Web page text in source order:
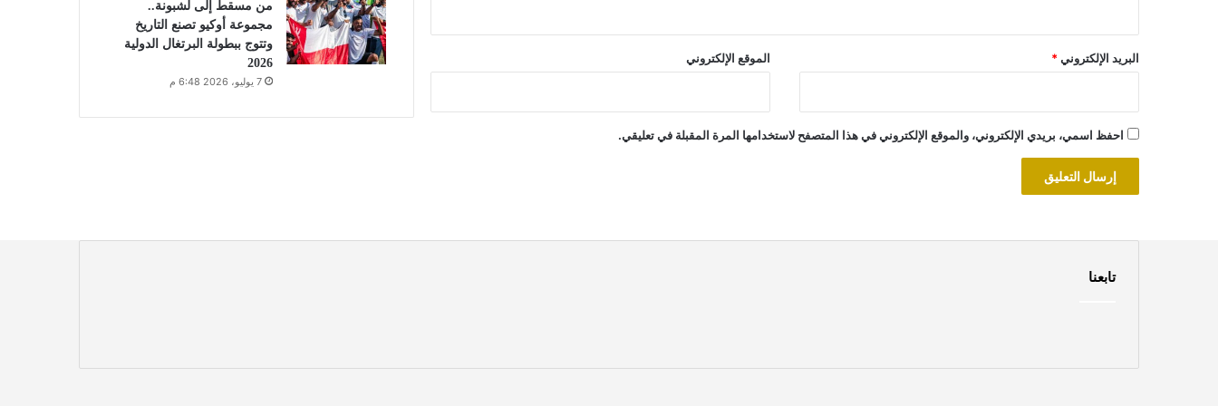
البريد الإلكتروني* الموقع الإلكتروني
احفظ اسمي، بريدي الإلكتروني، والموقع الإلكتروني في هذا المتصفح لاستخدامها المرة المقبلة في تعليقي.
من مسقط إلى لشبونة..
مجموعة أوكيو تصنع التاريخ
وتتوج ببطولة البرتغال الدولية
2026
7 يوليو، 2026 6:48 م
تابعنا